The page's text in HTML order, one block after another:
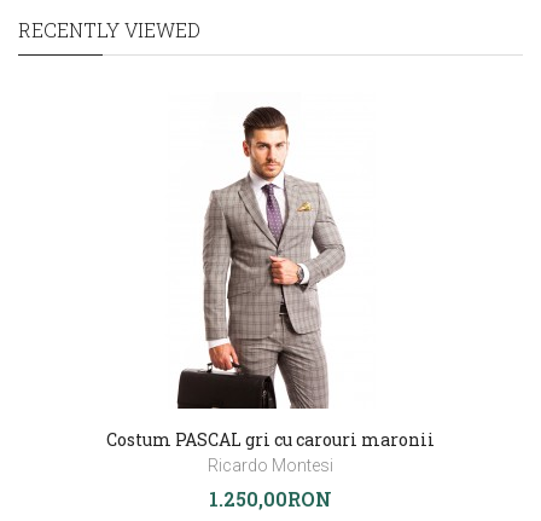
RECENTLY VIEWED
Costum PASCAL gri cu carouri maronii
Ricardo Montesi
1.250,00RON